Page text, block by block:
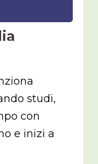
studi,
con
e inizi a